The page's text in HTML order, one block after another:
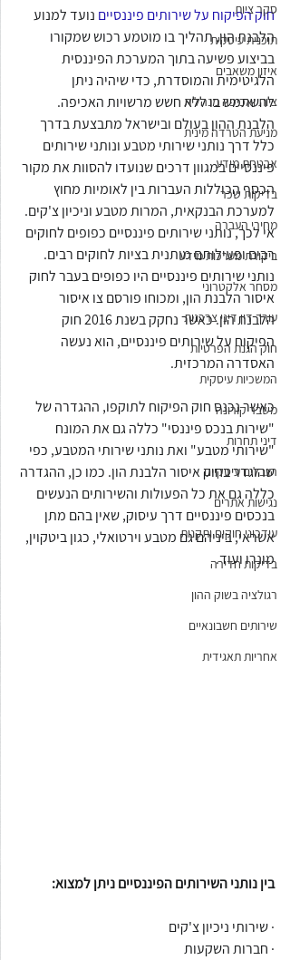
סקר ציות
תוכנית עיסקית
איזון משאבים
ציות ואכיפה מנהלית
מניעת הטרדה מינית
אבטחת מידע
בדיקות שכר
מחירי העברה
ביקורת מערכות מידע
מסחר אלקטרוני
עורך דין דיני צרכנות
חוק הגנת הפרטיות
המשכיות עיסקית
משבר קורונה
דיני תחרות
הגבלים עיסקיים
נגישות אתרים
עידכוני חוקים ותקנות
בדיקות חדירה
רגולציה בשוק ההון
שירותים חשבונאיים
אחריות תאגידית
חוק הפיקוח על שירותים פיננסיים נועד למנוע
הלבנת הון, תהליך בו מוטמע רכוש שמקורו
בביצוע פשיעה בתוך המערכת הפיננסית
הלגיטימית והמוסדרת, כדי שיהיה ניתן
להשתמש בו ללא חשש מרשויות האכיפה.
הלבנת ההון בעולם ובישראל מתבצעת בדרך
כלל דרך נותני שירותי מטבע ונותני שירותים
פיננסיים במגוון דרכים שנועדו להסוות את מקור
הכסף הכוללות העברות בין לאומיות מחוץ
למערכת הבנקאית, המרות מטבע וניכיון צ'קים.
אי לכך, נותני שירותים פיננסיים כפופים לחוקים
רבים ופעילותם מותנית בציות לחוקים רבים.
נותני שירותים פיננסיים היו כפופים בעבר לחוק
איסור הלבנת הון, ומכוחו פורסם צו איסור
הלבנת הון. כאשר נחקק בשנת 2016 חוק
הפיקוח על שירותים פיננסיים, הוא נעשה
האסדרה המרכזית.
כאשר נכנס חוק הפיקוח לתוקפו, ההגדרה של
"שירות בנכס פיננסי" כללה גם את המונח
"שירותי מטבע" ואת נותני שירותי המטבע, כפי
שהוגדר בחוק איסור הלבנת הון. כמו כן, ההגדרה
כללה גם את כל הפעולות והשירותים הנעשים
בנכסים פיננסיים דרך עיסוק, שאין בהם מתן
אשראי, ביניהם גם מטבע וירטואלי, כגון ביטקוין,
מונרו ועוד.
בין נותני השירותים הפיננסיים ניתן למצוא:
· שירותי ניכיון צ'קים
· חברות השקעות